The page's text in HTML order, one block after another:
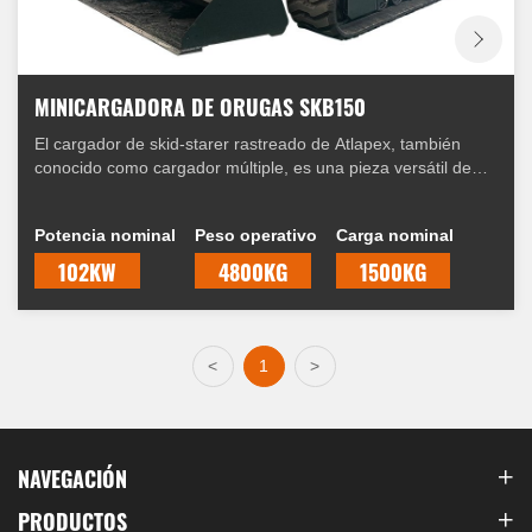
MINICARGADORA DE ORUGAS SKB150
El cargador de skid-starer rastreado de Atlapex, también
conocido como cargador múltiple, es una pieza versátil de
tareas con eficiencia y precisión. En este artículo,
exploraremos las características, los beneficios y las
aplicaciones de un cargador de skid-ester rastreado.
Potencia nominal
102KW
Peso operativo
4800KG
Carga nominal
1500KG
< 1 >
NAVEGACIÓN
PRODUCTOS